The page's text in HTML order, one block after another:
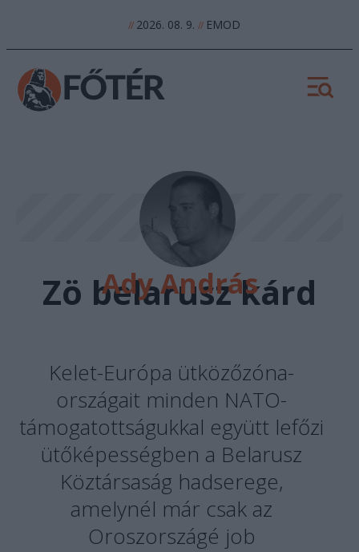
//2026. 08. 9. //EMOD
Ady András
Zö belarusz kárd
Kelet-Európa ütközőzóna-
országait minden NATO-
támogatottságukkal együtt lefőzi
ütőképességben a Belarusz
Köztársaság hadserege,
amelynél már csak az
Oroszországé job